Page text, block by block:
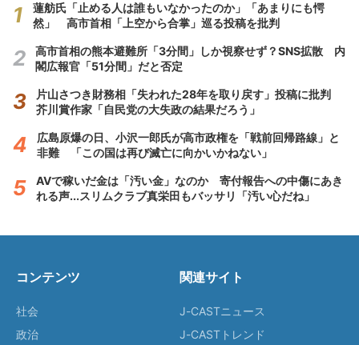
蓮舫氏「止める人は誰もいなかったのか」「あまりにも愕
然」 高市首相「上空から合掌」巡る投稿を批判
高市首相の熊本避難所「3分間」しか視察せず？SNS拡散 内
閣広報官「51分間」だと否定
片山さつき財務相「失われた28年を取り戻す」投稿に批判
芥川賞作家「自民党の大失政の結果だろう」
広島原爆の日、小沢一郎氏が高市政権を「戦前回帰路線」と
非難 「この国は再び滅亡に向かいかねない」
AVで稼いだ金は「汚い金」なのか 寄付報告への中傷にあき
れる声...スリムクラブ真栄田もバッサリ「汚い心だね」
コンテンツ
社会
政治
関連サイト
J-CASTニュース
J-CASTトレンド